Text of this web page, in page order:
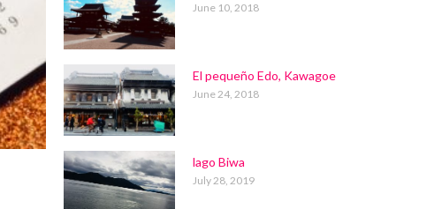
June 10, 2018
El pequeño Edo, Kawagoe
June 24, 2018
lago Biwa
July 28, 2019